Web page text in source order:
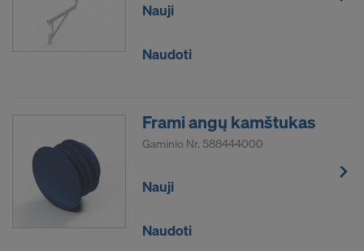
Nauji
Naudoti
Frami angų kamštukas
Gaminio Nr. 588444000
Nauji
Naudoti